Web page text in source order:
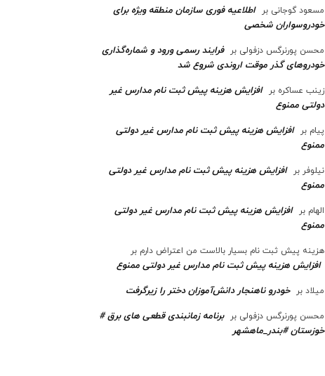
مسعود گوجانی بر
اطلاعیه فوری سازمان منطقه ویژه برای
خودروسواران شخصی
محسن پورنرگس دزفولی بر
فرایند رسمی ورود و شماره‌گذاری
خودرو‌های گذر موقت اروندی شروع شد
زینب عساکره بر
افزایش هزینه پیش ثبت نام مدارس غیر
دولتی ممنوع
پیام بر
افزایش هزینه پیش ثبت نام مدارس غیر دولتی
ممنوع
نیلوفر بر
افزایش هزینه پیش ثبت نام مدارس غیر دولتی
ممنوع
الهام بر
افزایش هزینه پیش ثبت نام مدارس غیر دولتی
ممنوع
هزینه پیش ثبت نام بسیار بالاست من اعتراض دارم بر
افزایش هزینه پیش ثبت نام مدارس غیر دولتی ممنوع
میلاد بر خودرو ناهنجار دانش‌آموزان دختر را زیرگرفت
محسن پورنرگس دزفولی بر
برنامه زمانبندی قطعی های برق #
خوزستان #بندر_ماهشهر